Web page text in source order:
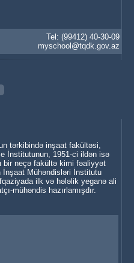
Tel: (99412) 40-30-09
myschool@tqdk.gov.az
tərkibində inşaat fakültəsi,
İnstitutunun, 1951-ci ildən isə
bir neçə fakültə kimi fəaliyyət
İnşaat Mühəndisləri İnstitutu
ilk və hələlik yeganə ali
mühəndis hazırlamışdır.